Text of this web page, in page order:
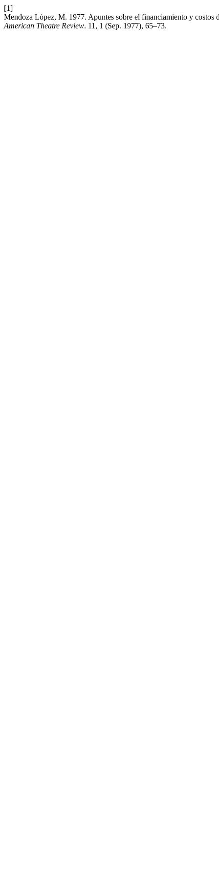
[1]
Mendoza López, M. 1977. Apuntes sobre el financiamiento y
American Theatre Review. 11, 1 (Sep. 1977), 65–73.